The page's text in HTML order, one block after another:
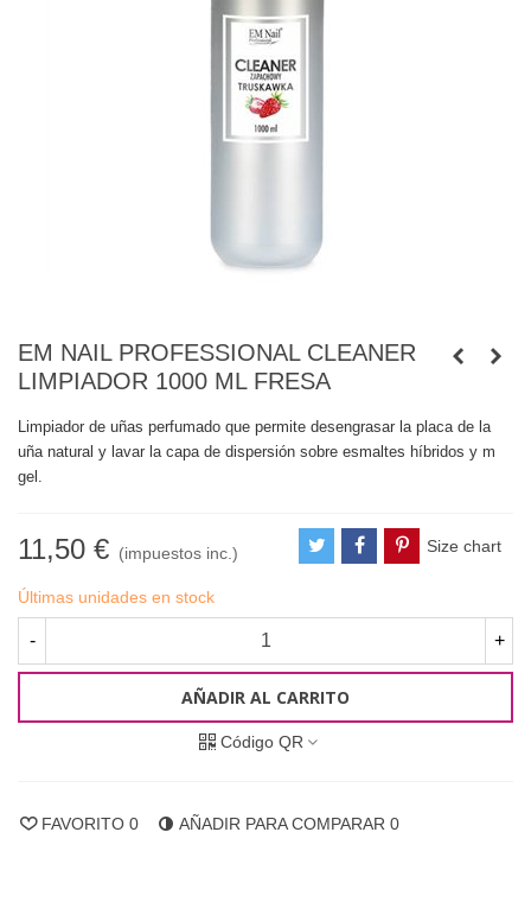
EM NAIL PROFESSIONAL CLEANER
LIMPIADOR 1000 ML FRESA
Limpiador de uñas perfumado que permite desengrasar la placa de la
uña natural y lavar la capa de dispersión sobre esmaltes híbridos y m
gel.
11,50 € (impuestos inc.) Size chart
Últimas unidades en stock
- +
AÑADIR AL CARRITO
Código QR
FAVORITO 0 AÑADIR PARA COMPARAR 0